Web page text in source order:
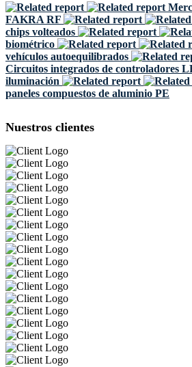
FAKRA RF
chips volteados
biométrico
vehículos autoequilibrados
Circuitos integrados de controladores
iluminación
paneles compuestos de aluminio PE
Nuestros clientes